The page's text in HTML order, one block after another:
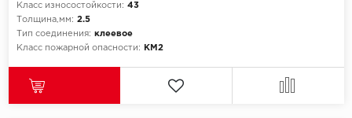
Класс износостойкости: 43
Толщина,мм: 2.5
Тип соединения: клеевое
Класс пожарной опасности:
КМ2